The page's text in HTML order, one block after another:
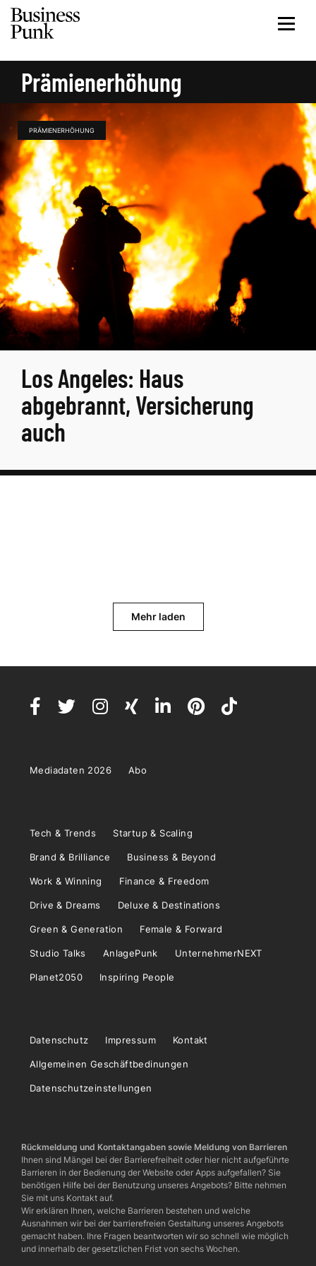
Prämienerhöhung
PRÄMIENERHÖHUNG
Los Angeles: Haus
abgebrannt, Versicherung
auch
Mehr laden
Mediadaten 2026 Abo
Tech & Trends Startup & Scaling
Brand & Brilliance Business & Beyond
Work & Winning Finance & Freedom
Drive & Dreams Deluxe & Destinations
Green & Generation Female & Forward
Studio Talks AnlagePunk UnternehmerNEXT
Planet2050 Inspiring People
Datenschutz Impressum Kontakt
Allgemeinen Geschäftbedinungen
Datenschutzeinstellungen
Rückmeldung und Kontaktangaben sowie Meldung von Barrieren
Ihnen sind Mängel bei der Barrierefreiheit oder hier nicht aufgeführte
Barrieren in der Bedienung der Website oder Apps aufgefallen? Sie
benötigen Hilfe bei der Benutzung unseres Angebots? Bitte nehmen
Sie mit uns Kontakt auf.
Wir erklären Ihnen, welche Barrieren bestehen und welche
Ausnahmen wir bei der barrierefreien Gestaltung unseres Angebots
gemacht haben. Ihre Fragen beantworten wir so schnell wie möglich
und innerhalb der gesetzlichen Frist von sechs Wochen.